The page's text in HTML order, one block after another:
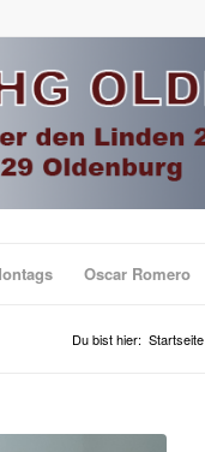
Oscar Romero
Du bist hier: Startseite